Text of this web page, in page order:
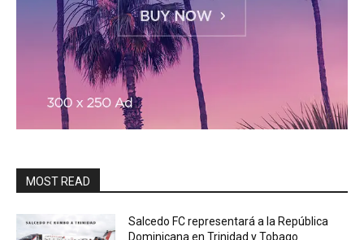
MOST READ
Salcedo FC representará a la República
Dominicana en Trinidad y Tobago